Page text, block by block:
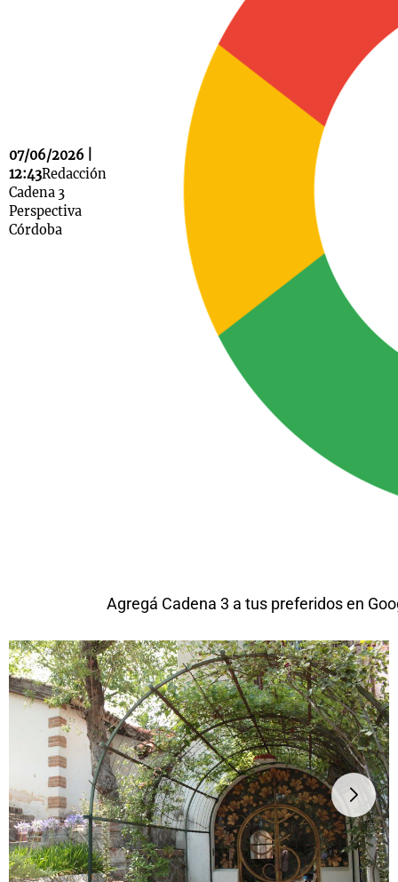
07/06/2026 |
12:43Redacción
Cadena 3
Perspectiva
Córdoba
Agregá Cadena 3 a tus preferidos en
Mundial 2026
Notas
La Sole en
Cadena 3